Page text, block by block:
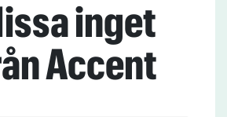
till
inget
Accent